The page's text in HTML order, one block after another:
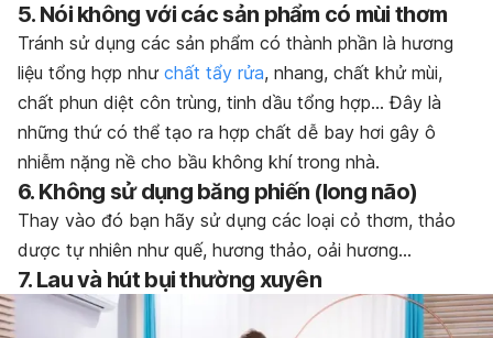
5. Nói không với các sản phẩm có mùi thơm
Tránh sử dụng các sản phẩm có thành phần là hương
liệu tổng hợp như chất tẩy rửa, nhang, chất khử mùi,
chất phun diệt côn trùng, tinh dầu tổng hợp… Đây là
những thứ có thể tạo ra hợp chất dễ bay hơi gây ô
nhiễm nặng nề cho bầu không khí trong nhà.
6. Không sử dụng băng phiến (long não)
Thay vào đó bạn hãy sử dụng các loại cỏ thơm, thảo
dược tự nhiên như quế, hương thảo, oải hương…
7. Lau và hút bụi thường xuyên